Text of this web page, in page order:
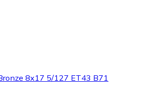
8x17 5/127 ET43 B71